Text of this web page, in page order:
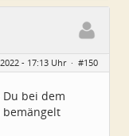
- 17:13 Uhr · #150
bei dem
bemängelt